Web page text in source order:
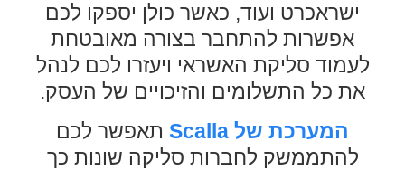
ישראכרט ועוד, כאשר כולן יספקו לכם
אפשרות להתחבר בצורה מאובטחת
לעמוד סליקת האשראי ויעזרו לכם לנהל
את כל התשלומים והזיכויים של העסק.
המערכת של Scalla
תאפשר לכם
להתממשק לחברות סליקה שונות כך